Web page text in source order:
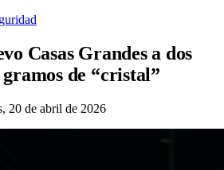
Casas Grandes a dos
de “cristal”
20 de abril de 2026